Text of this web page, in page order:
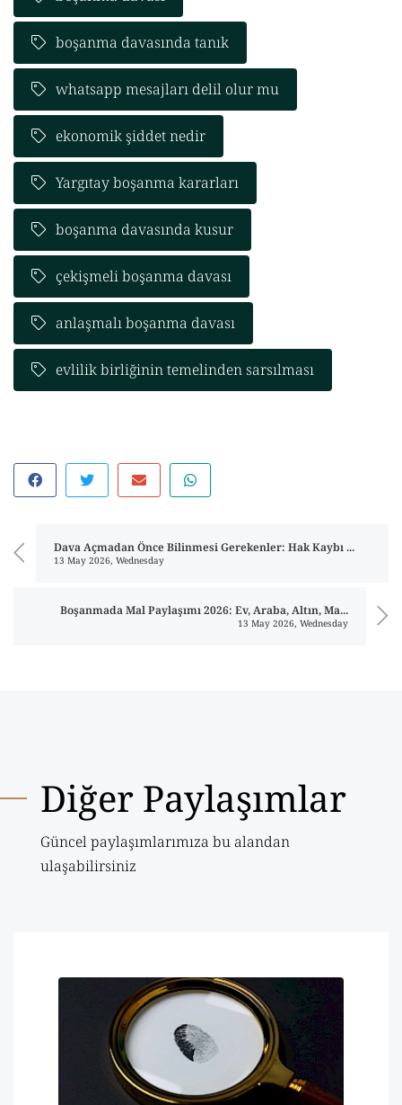
boşanma davasında tanık
whatsapp mesajları delil olur mu
ekonomik şiddet nedir
Yargıtay boşanma kararları
boşanma davasında kusur
çekişmeli boşanma davası
anlaşmalı boşanma davası
evlilik birliğinin temelinden sarsılması
Dava Açmadan Önce Bilinmesi Gerekenler: Hak Kaybı ...
13 May 2026, Wednesday
Boşanmada Mal Paylaşımı 2026: Ev, Araba, Altın, Ma...
13 May 2026, Wednesday
Diğer Paylaşımlar
Güncel paylaşımlarımıza bu alandan
ulaşabilirsiniz